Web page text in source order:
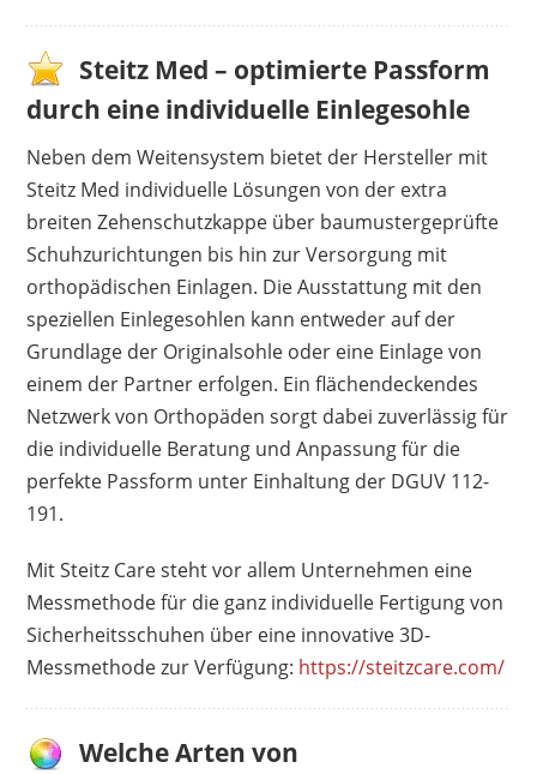
Steitz Med – optimierte Passform
durch eine individuelle Einlegesohle
Neben dem Weitensystem bietet der Hersteller mit
Steitz Med individuelle Lösungen von der extra
breiten Zehenschutzkappe über baumustergeprüfte
Schuhzurichtungen bis hin zur Versorgung mit
orthopädischen Einlagen. Die Ausstattung mit den
speziellen Einlegesohlen kann entweder auf der
Grundlage der Originalsohle oder eine Einlage von
einem der Partner erfolgen. Ein flächendeckendes
Netzwerk von Orthopäden sorgt dabei zuverlässig für
die individuelle Beratung und Anpassung für die
perfekte Passform unter Einhaltung der DGUV 112-
191.
Mit Steitz Care steht vor allem Unternehmen eine
Messmethode für die ganz individuelle Fertigung von
Sicherheitsschuhen über eine innovative 3D-
Messmethode zur Verfügung: https://steitzcare.com/
Welche Arten von